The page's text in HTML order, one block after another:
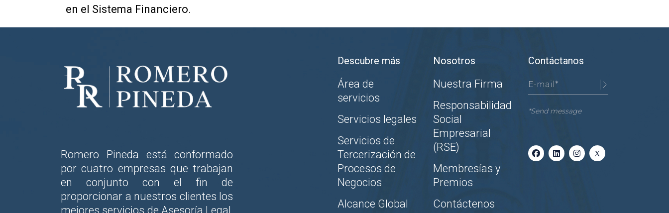
en el Sistema Financiero.
Romero Pineda está conformado
por cuatro empresas que trabajan
en conjunto con el fin de
proporcionar a nuestros clientes los
mejores servicios de Asesoría Legal,
Descubre más
Área de
servicios
Servicios legales
Servicios de
Tercerización de
Procesos de
Negocios
Alcance Global
Nosotros
Nuestra Firma
Responsabilidad
Social
Empresarial
(RSE)
Membresías y
Premios
Contáctenos
Contáctanos
*Send message